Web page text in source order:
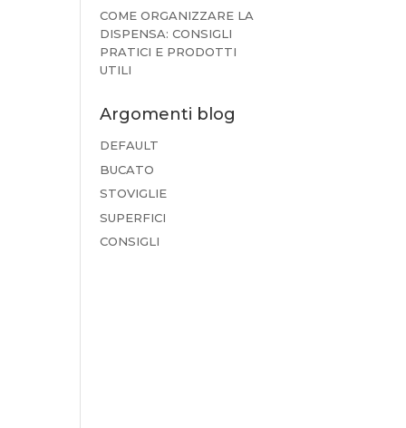
COME ORGANIZZARE LA
DISPENSA: CONSIGLI
PRATICI E PRODOTTI
UTILI
Argomenti blog
DEFAULT
BUCATO
STOVIGLIE
SUPERFICI
CONSIGLI